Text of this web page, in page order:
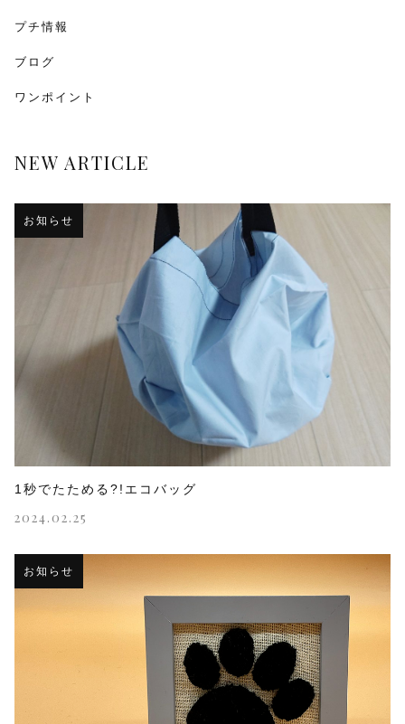
プチ情報
ブログ
ワンポイント
NEW ARTICLE
お知らせ
1秒でたためる?!エコバッグ
2024.02.25
お知らせ